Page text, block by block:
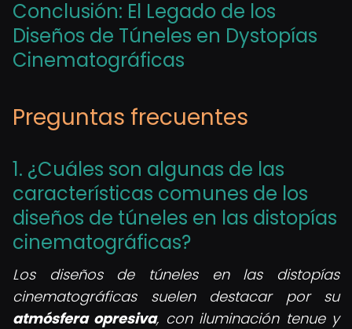
Conclusión: El Legado de los
Diseños de Túneles en Dystopías
Cinematográficas
Preguntas frecuentes
1. ¿Cuáles son algunas de las
características comunes de los
diseños de túneles en las distopías
cinematográficas?
Los diseños de túneles en las distopías
cinematográficas suelen destacar por su
atmósfera opresiva, con iluminación tenue y